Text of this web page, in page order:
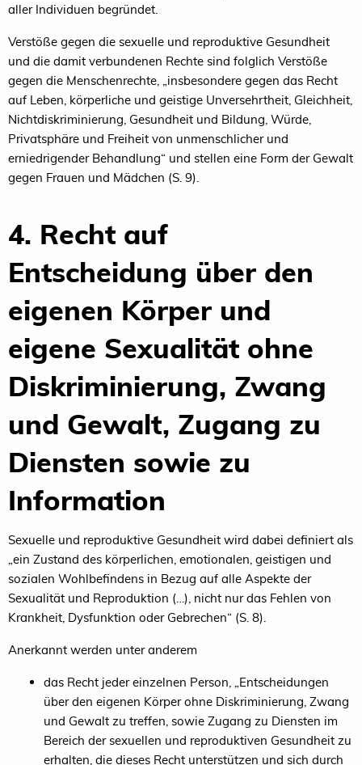
aller Individuen begründet.
Verstöße gegen die sexuelle und reproduktive Gesundheit
und die damit verbundenen Rechte sind folglich Verstöße
gegen die Menschenrechte, „insbesondere gegen das Recht
auf Leben, körperliche und geistige Unversehrtheit, Gleichheit,
Nichtdiskriminierung, Gesundheit und Bildung, Würde,
Privatsphäre und Freiheit von unmenschlicher und
erniedrigender Behandlung“ und stellen eine Form der Gewalt
gegen Frauen und Mädchen (S. 9).
4. Recht auf
Entscheidung über den
eigenen Körper und
eigene Sexualität ohne
Diskriminierung, Zwang
und Gewalt, Zugang zu
Diensten sowie zu
Information
Sexuelle und reproduktive Gesundheit wird dabei definiert als
„ein Zustand des körperlichen, emotionalen, geistigen und
sozialen Wohlbefindens in Bezug auf alle Aspekte der
Sexualität und Reproduktion (…), nicht nur das Fehlen von
Krankheit, Dysfunktion oder Gebrechen“ (S. 8).
Anerkannt werden unter anderem
das Recht jeder einzelnen Person, „Entscheidungen
über den eigenen Körper ohne Diskriminierung, Zwang
und Gewalt zu treffen, sowie Zugang zu Diensten im
Bereich der sexuellen und reproduktiven Gesundheit zu
erhalten, die dieses Recht unterstützen und sich durch